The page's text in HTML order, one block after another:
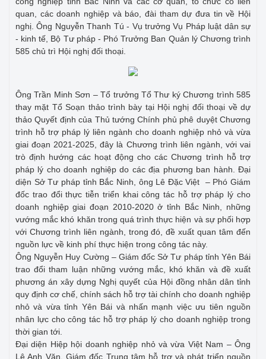
quan, các doanh nghiệp và báo, đài tham dự đưa tin về Hội
nghị. Ông Nguyễn Thanh Tú - Vụ trưởng Vụ Pháp luật dân sự
- kinh tế, Bộ Tư pháp - Phó Trưởng Ban Quản lý Chương trình
585 chủ trì Hội nghị đối thoại.
Ông Trần Minh Sơn – Tổ trưởng Tổ Thư ký Chương trình 585
thay mặt Tổ Soạn thảo trình bày tại Hội nghị đối thoại về dự
thảo Quyết định của Thủ tướng Chính phủ phê duyệt Chương
trình hỗ trợ pháp lý liên ngành cho doanh nghiệp nhỏ và vừa
giai đoạn 2021-2025, đây là Chương trình liên ngành, với vai
trò định hướng các hoạt động cho các Chương trình hỗ trợ
pháp lý cho doanh nghiệp do các địa phương ban hành. Đại
diện Sở Tư pháp tỉnh Bắc Ninh, ông Lê Đặc Việt – Phó Giám
đốc trao đổi thực tiễn triển khai công tác hỗ trợ pháp lý cho
doanh nghiệp giai đoạn 2010-2020 ở tỉnh Bắc Ninh, những
vướng mắc khó khăn trong quá trình thực hiện và sự phối hợp
với Chương trình liên ngành, trong đó, đề xuất quan tâm đến
nguồn lực về kinh phí thực hiện trong công tác này.
Ông Nguyễn Huy Cường – Giám đốc Sở Tư pháp tỉnh Yên Bái
trao đổi tham luận những vướng mắc, khó khăn và đề xuất
phương án xây dựng Nghị quyết của Hội đồng nhân dân tỉnh
quy định cơ chế, chính sách hỗ trợ tài chính cho doanh nghiệp
nhỏ và vừa tỉnh Yên Bái và nhấn mạnh việc ưu tiên nguồn
nhân lực cho công tác hỗ trợ pháp lý cho doanh nghiệp trong
thời gian tới.
Đại diện Hiệp hội doanh nghiệp nhỏ và vừa Việt Nam – Ông
Lê Anh Văn, Giám đốc Trung tâm hỗ trợ và phát triển nguồn